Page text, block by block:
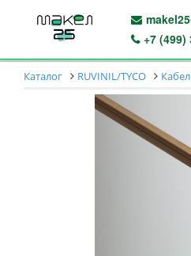
+7 (499)
Каталог RUVINIL/TYCO